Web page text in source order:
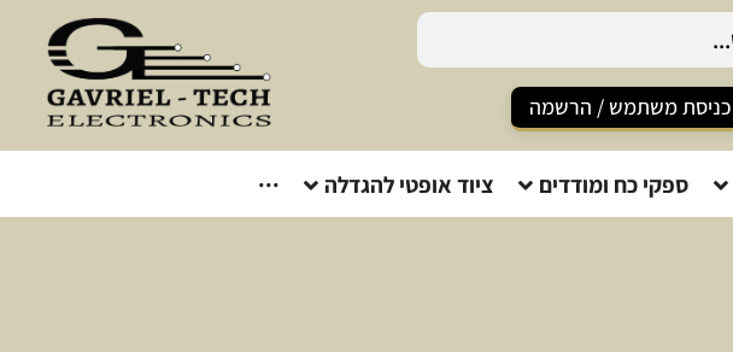
כניסת משתמש / הרשמה
ספקי כח ומודדים ציוד אופטי להגדלה ···